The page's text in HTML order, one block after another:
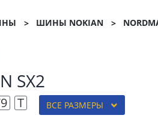
ШИНЫ NOKIAN
SX2
T ВСЕ РАЗМЕРЫ